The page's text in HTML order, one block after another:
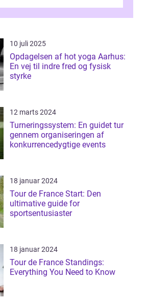
10 juli 2025
Opdagelsen af hot yoga Aarhus:
En vej til indre fred og fysisk
styrke
12 marts 2024
Turneringssystem: En guidet tur
gennem organiseringen af
konkurrencedygtige events
18 januar 2024
Tour de France Start: Den
ultimative guide for
sportsentusiaster
18 januar 2024
Tour de France Standings:
Everything You Need to Know